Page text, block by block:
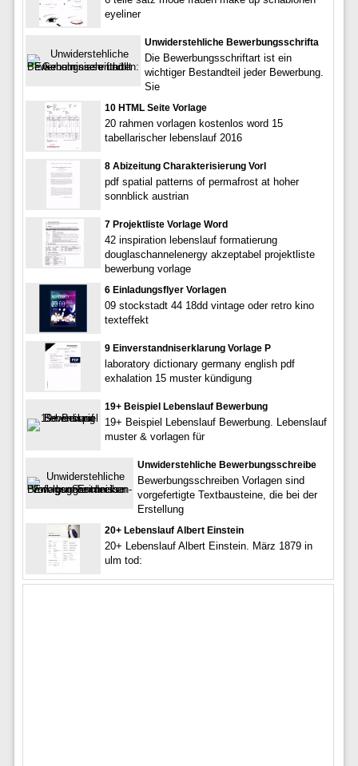
eyeliner
Unwiderstehliche Bewerbungsschrifta
Die Bewerbungsschriftart ist ein
wichtiger Bestandteil jeder Bewerbung.
Sie
10 HTML Seite Vorlage
20 rahmen vorlagen kostenlos word 15
tabellarischer lebenslauf 2016
8 Abizeitung Charakterisierung Vorl
pdf spatial patterns of permafrost at hoher
sonnblick austrian
7 Projektliste Vorlage Word
42 inspiration lebenslauf formatierung
douglaschannelenergy akzeptabel projektliste
bewerbung vorlage
6 Einladungsflyer Vorlagen
09 stockstadt 44 18dd vintage oder retro kino
texteffekt
9 Einverstandniserklarung Vorlage P
laboratory dictionary germany english pdf
exhalation 15 muster kündigung
19+ Beispiel Lebenslauf Bewerbung
19+ Beispiel Lebenslauf Bewerbung. Lebenslauf
muster & vorlagen für
Unwiderstehliche Bewerbungsschreibe
Bewerbungsschreiben Vorlagen sind
vorgefertigte Textbausteine, die bei der
Erstellung
20+ Lebenslauf Albert Einstein
20+ Lebenslauf Albert Einstein. März 1879 in
ulm tod: